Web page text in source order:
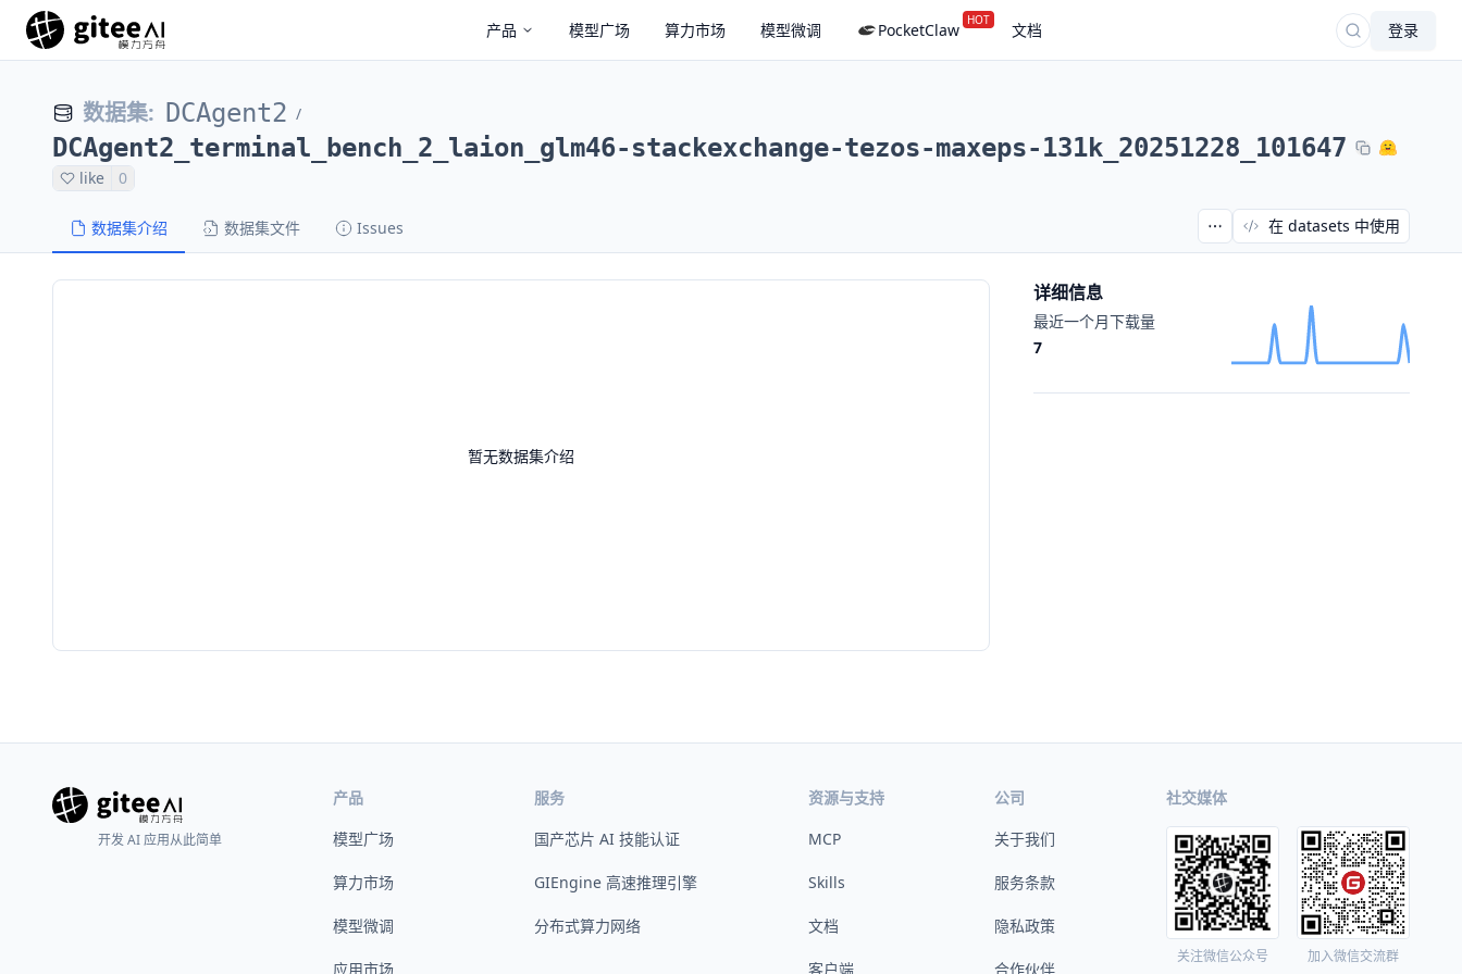
产品 模型广场 算力市场 模型微调 PocketClaw HOT 文档 登录
数据集: DCAgent2 /
DCAgent2_terminal_bench_2_laion_glm46-stackexchange-tezos-maxeps-131k_20251228_101647
like 0
数据集介绍 数据集文件 Issues 在 datasets 中使用
暂无数据集介绍
详细信息
最近一个月下载量
7
开发 AI 应用从此简单
产品
模型广场
算力市场
模型微调
应用市场
服务
国产芯片 AI 技能认证
GIEngine 高速推理引擎
分布式算力网络
资源与支持
MCP
Skills
文档
客户端
公司
关于我们
服务条款
隐私政策
合作伙伴
社交媒体
关注微信公众号 加入微信交流群